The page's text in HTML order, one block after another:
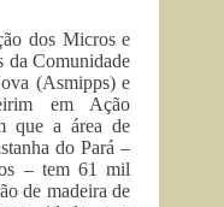
dos Micros e
da Comunidade
(Asmipps) e
em Ação
que a área de
do Pará –
– tem 61 mil
de madeira de